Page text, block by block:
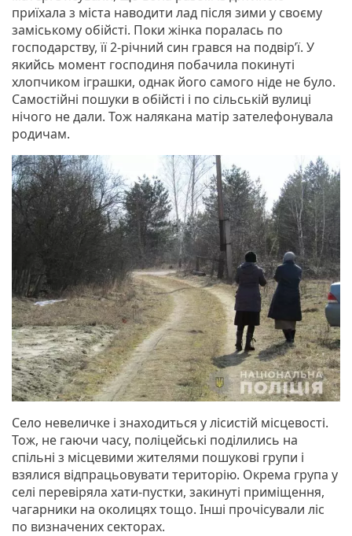
приїхала з міста наводити лад після зими у своєму
заміському обійсті. Поки жінка поралась по
господарству, її 2-річний син грався на подвір’ї. У
якийсь момент господиня побачила покинуті
хлопчиком іграшки, однак його самого ніде не було.
Самостійні пошуки в обійсті і по сільській вулиці
нічого не дали. Тож налякана матір зателефонувала
родичам.
Село невеличке і знаходиться у лісистій місцевості.
Тож, не гаючи часу, поліцейські поділились на
спільні з місцевими жителями пошукові групи і
взялися відпрацьовувати територію. Окрема група у
селі перевіряла хати-пустки, закинуті приміщення,
чагарники на околицях тощо. Інші прочісували ліс
по визначених секторах.